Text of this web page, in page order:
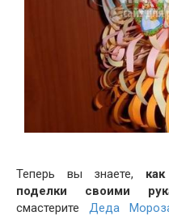
Теперь вы знаете,
поделки своими
смастерите Деда